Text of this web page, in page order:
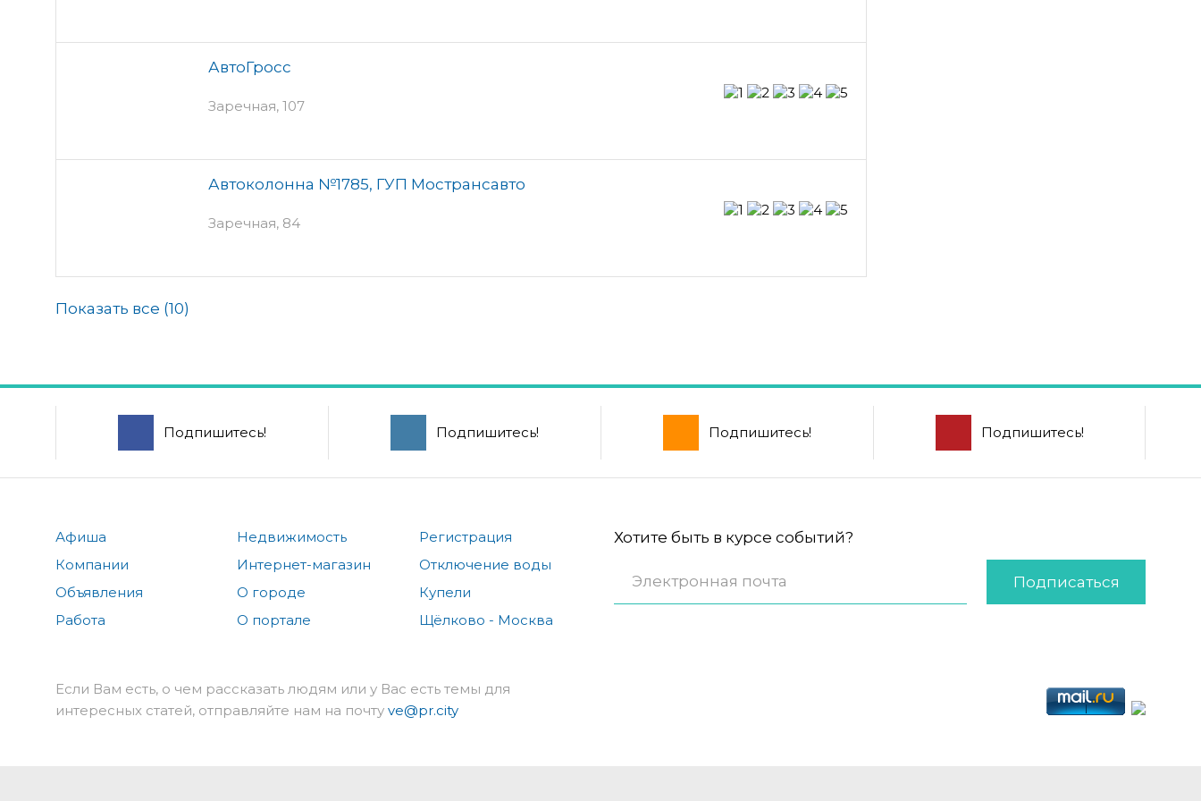
АвтоГросс
Заречная, 107
Автоколонна №1785, ГУП Мострансавто
Заречная, 84
Показать все (10)
Подпишитесь! Подпишитесь! Подпишитесь! Подпишитесь!
Афиша
Компании
Объявления
Работа
Недвижимость
Интернет-магазин
О городе
О портале
Регистрация
Отключение воды
Купели
Щёлково - Москва
Хотите быть в курсе событий?
Подписаться
Если Вам есть, о чем рассказать людям или у Вас есть темы для
интересных статей, отправляйте нам на почту ve@pr.city